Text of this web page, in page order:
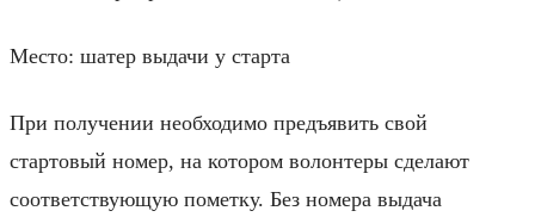
Место: шатер выдачи у старта
При получении необходимо предъявить свой
стартовый номер, на котором волонтеры сделают
соответствующую пометку. Без номера выдача